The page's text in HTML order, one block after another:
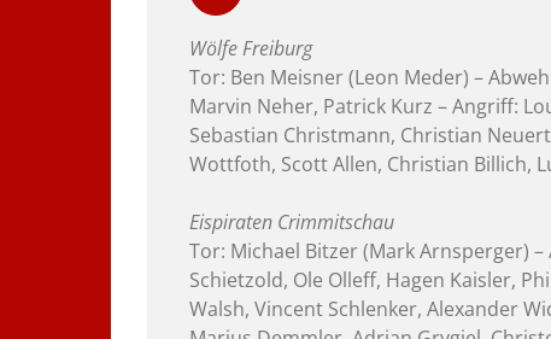
Wölfe Freiburg
Tor: Ben Meisner (Leon Meder) –
Marvin Neher, Patrick Kurz – Angriff:
Sebastian Christmann, Christian
Wottfoth, Scott Allen, Christian Billich,
Eispiraten Crimmitschau
Tor: Michael Bitzer (Mark Arnsperger)
Schietzold, Ole Olleff, Hagen Kaisler,
Walsh, Vincent Schlenker, Alexander